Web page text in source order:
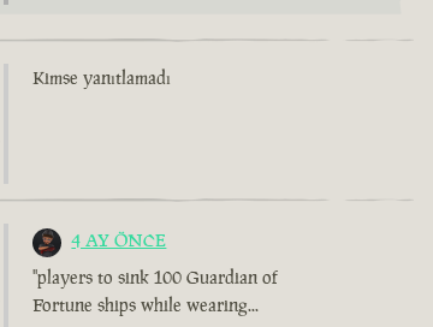
Kimse yanıtlamadı
4 AY ÖNCE
"players to sink 100 Guardian of
Fortune ships while wearing...